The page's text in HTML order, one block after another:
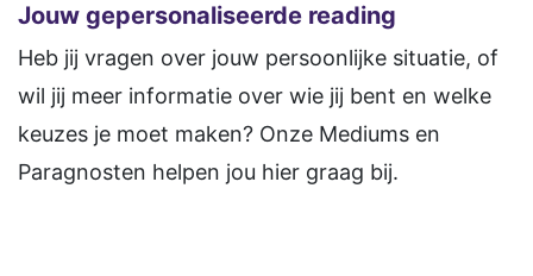
Jouw gepersonaliseerde reading
Heb jij vragen over jouw persoonlijke situatie, of
wil jij meer informatie over wie jij bent en welke
keuzes je moet maken? Onze Mediums en
Paragnosten helpen jou hier graag bij.